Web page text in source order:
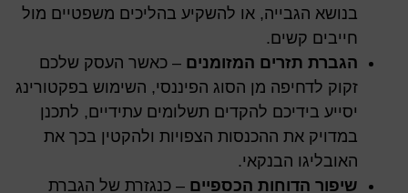
בנושא הגבייה, או להשקיע בהליכים משפטיים מול
חייבים קשים.
הגברת תזרים המזומנים – כאשר העסק שלכם
זקוק לדחיפה מן הסוג הפיננסי, השימוש בפקטורינג
יסייע בידיכם להקדים תשלומים עתידיים, לתכנן
במדויק את ההכנסות הצפויות ולהקטין בכך את
האובליגו הבנקאי.
שיפור הדוחות הכספיים – כנגזרת של הגברת